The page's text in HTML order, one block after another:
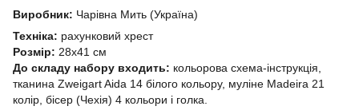
Виробник: Чарівна Мить (Україна)
Техніка: рахунковий хрест
Розмір: 28x41 см
До складу набору входить: кольорова схема-інструкція,
тканина Zweigart Aida 14 білого кольору, муліне Madeira 21
колір, бісер (Чехія) 4 кольори і голка.